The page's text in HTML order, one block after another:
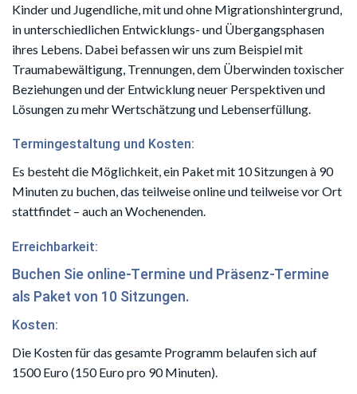
Kinder und Jugendliche, mit und ohne Migrationshintergrund,
in unterschiedlichen Entwicklungs- und Übergangsphasen
ihres Lebens. Dabei befassen wir uns zum Beispiel mit
Traumabewältigung, Trennungen, dem Überwinden toxischer
Beziehungen und der Entwicklung neuer Perspektiven und
Lösungen zu mehr Wertschätzung und Lebenserfüllung.
Termingestaltung und Kosten:
Es besteht die Möglichkeit, ein Paket mit 10 Sitzungen à 90
Minuten zu buchen, das teilweise online und teilweise vor Ort
stattfindet – auch an Wochenenden.
Erreichbarkeit:
Buchen Sie online-Termine und Präsenz-Termine
als Paket von 10 Sitzungen.
Kosten:
Die Kosten für das gesamte Programm belaufen sich auf
1500 Euro (150 Euro pro 90 Minuten).